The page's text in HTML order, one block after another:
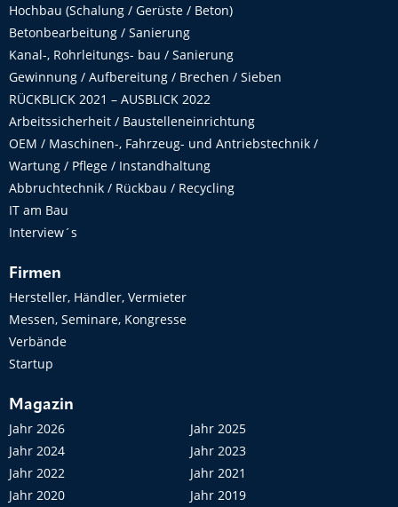
Hochbau (Schalung / Gerüste / Beton)
Betonbearbeitung / Sanierung
Kanal-, Rohrleitungs- bau / Sanierung
Gewinnung / Aufbereitung / Brechen / Sieben
RÜCKBLICK 2021 – AUSBLICK 2022
Arbeitssicherheit / Baustelleneinrichtung
OEM / Maschinen-, Fahrzeug- und Antriebstechnik /
Wartung / Pflege / Instandhaltung
Abbruchtechnik / Rückbau / Recycling
IT am Bau
Interview´s
Firmen
Hersteller, Händler, Vermieter
Messen, Seminare, Kongresse
Verbände
Startup
Magazin
Jahr 2026
Jahr 2025
Jahr 2024
Jahr 2023
Jahr 2022
Jahr 2021
Jahr 2020
Jahr 2019